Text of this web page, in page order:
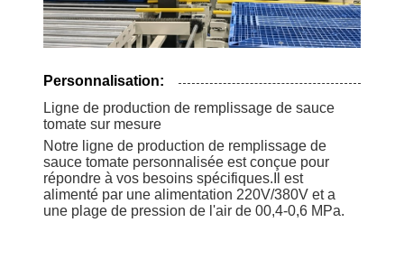
Personnalisation:
Ligne de production de remplissage de sauce
tomate sur mesure
Notre ligne de production de remplissage de
sauce tomate personnalisée est conçue pour
répondre à vos besoins spécifiques.Il est
alimenté par une alimentation 220V/380V et a
une plage de pression de l'air de 00,4-0,6 MPa.